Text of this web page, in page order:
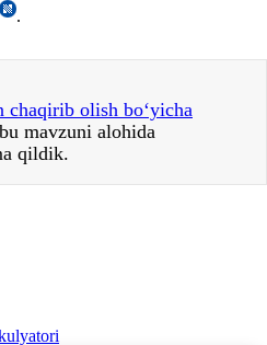
.
chaqirib olish boʻyicha
mavzuni alohida
qildik.